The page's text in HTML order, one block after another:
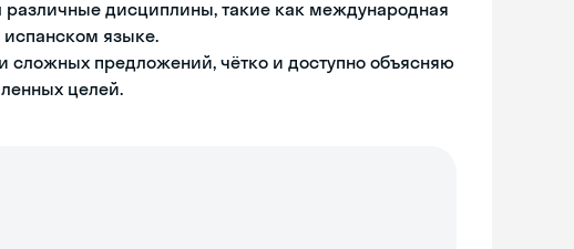
различные дисциплины, такие как международная
языке.
сложных предложений, чётко и доступно объясняю
целей.